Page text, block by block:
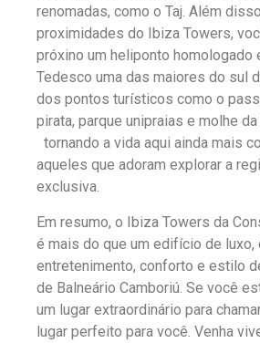
renomadas, como o Taj. Além
proximidades do Ibiza Towers,
próxino um heliponto homologado
Tedesco uma das maiores do sul
dos pontos turísticos como o
pirata, parque unipraias e molhe
tornando a vida aqui ainda mais
aqueles que adoram explorar a
exclusiva.
Em resumo, o Ibiza Towers da
é mais do que um edifício de luxo,
entretenimento, conforto e estilo
de Balneário Camboriú. Se você
um lugar extraordinário para
lugar perfeito para você. Venha